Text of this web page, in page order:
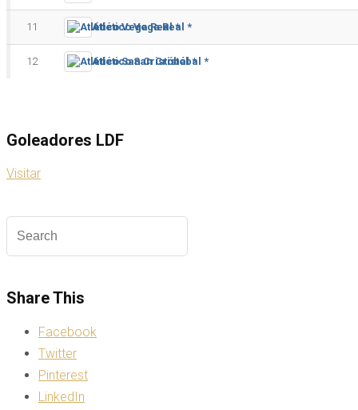
11 Atlético Vega Real *
12 Atlético San Cristóbal *
Goleadores LDF
Visitar
Share This
Facebook
Twitter
Pinterest
LinkedIn